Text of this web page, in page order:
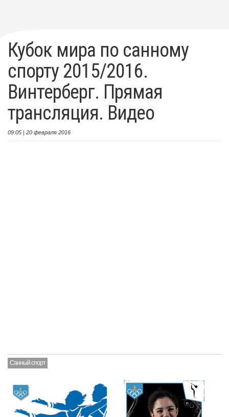
Кубок мира по санному
спорту 2015/2016.
Винтерберг. Прямая
трансляция. Видео
09:05 | 20 февраля 2016
Санный спорт